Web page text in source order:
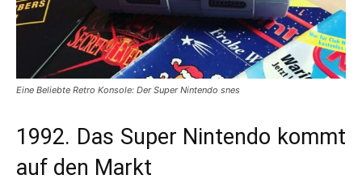
Eine Beliebte Retro Konsole: Der Super Nintendo snes
1992. Das Super Nintendo kommt
auf den Markt